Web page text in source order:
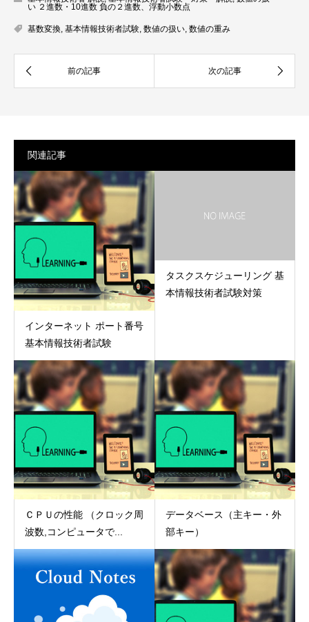
い ２進数・10進数 負の２進数、浮動小数点
基数変換, 基本情報技術者試験, 数値の扱い, 数値の重み
関連記事
インターネット ポート番号
基本情報技術者試験
タスクスケジューリング 基
本情報技術者試験対策
ＣＰＵの性能 （クロック周
波数,コンピュータで...
データベース（主キー・外
部キー）